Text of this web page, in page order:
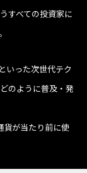
すべての投資家に
いった次世代テク
のように普及・発
貨が当たり前に使